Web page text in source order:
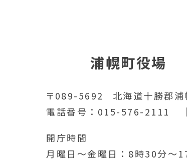
浦幌町役場
〒089-5692
北海道十勝郡
電話番号
015-576-2111
開庁時間
月曜日～金曜日
8時30分～